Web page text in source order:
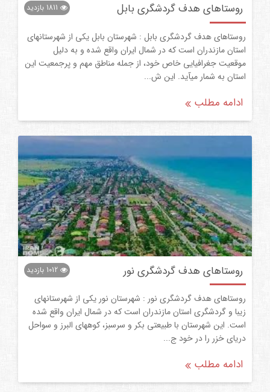
روستاهای هدف گردشگری بابل 1811 بازدید
روستاهای هدف گردشگری بابل : شهرستان بابل یکی از شهرستانهای
استان مازندران است که در شمال ایران واقع شده و به دلیل
موقعیت جغرافیایی خاص خود، از جمله مناطق مهم و پرجمعیت این
استان به شمار میآید. این ش...
ادامه مطلب
روستاهای هدف گردشگری نور 1012 بازدید
روستاهای هدف گردشگری نور : شهرستان نور یکی از شهرستانهای
زیبا و گردشگری استان مازندران است که در شمال ایران واقع شده
است. این شهرستان با طبیعتی بکر و سرسبز، کوههای البرز و سواحل
دریای خزر را در خود ج...
ادامه مطلب